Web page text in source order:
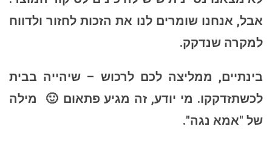
אבל, אנחנו שומרים לנו את הזכות לחזור ולדווח
למקרה שנדקק.
בינתיים, ממליצה לכם לרכוש – שיהייה בבית
לכשתזדקקו. מי יודע, זה מגיע פתאום 🙂מילה
של "אמא נגה".